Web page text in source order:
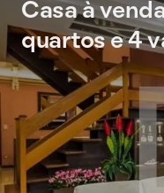
Casa à
quartos e 4